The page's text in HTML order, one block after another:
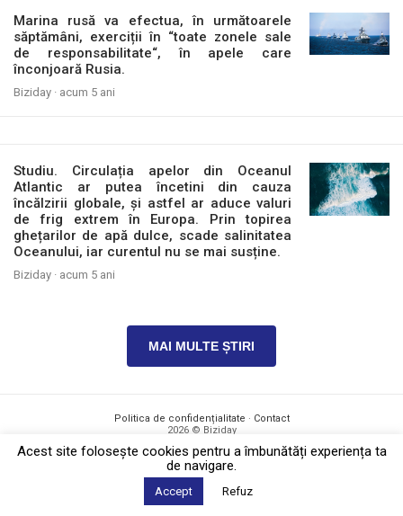
Marina rusă va efectua, în următoarele
săptămâni, exerciții în “toate zonele sale
de responsabilitate“, în apele care
înconjoară Rusia.
Biziday · acum 5 ani
Studiu. Circulația apelor din Oceanul
Atlantic ar putea încetini din cauza
încălzirii globale, și astfel ar aduce valuri
de frig extrem în Europa. Prin topirea
ghețarilor de apă dulce, scade salinitatea
Oceanului, iar curentul nu se mai susține.
Biziday · acum 5 ani
MAI MULTE ȘTIRI
Politica de confidențialitate · Contact
2026 © Biziday
Acest site foloseşte cookies pentru a îmbunătăți experiența ta
de navigare.
Accept Refuz